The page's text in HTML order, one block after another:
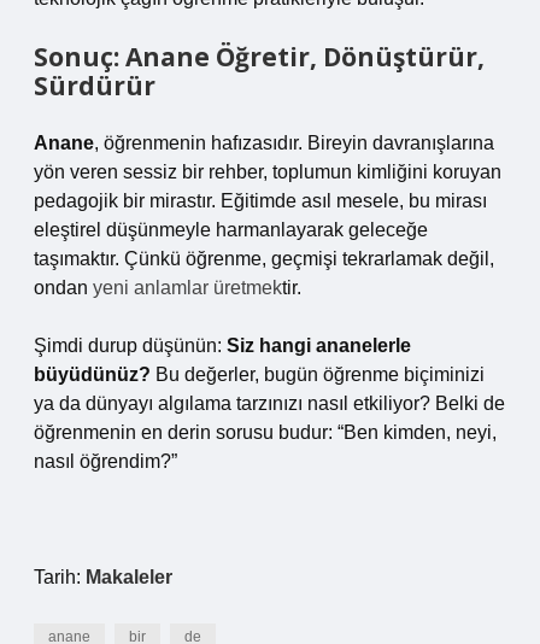
Sonuç: Anane Öğretir, Dönüştürür,
Sürdürür
Anane, öğrenmenin hafızasıdır. Bireyin davranışlarına
yön veren sessiz bir rehber, toplumun kimliğini koruyan
pedagojik bir mirastır. Eğitimde asıl mesele, bu mirası
eleştirel düşünmeyle harmanlayarak geleceğe
taşımaktır. Çünkü öğrenme, geçmişi tekrarlamak değil,
ondan yeni anlamlar üretmektir.
Şimdi durup düşünün: Siz hangi ananelerle
büyüdünüz? Bu değerler, bugün öğrenme biçiminizi
ya da dünyayı algılama tarzınızı nasıl etkiliyor? Belki de
öğrenmenin en derin sorusu budur: “Ben kimden, neyi,
nasıl öğrendim?”
Tarih: Makaleler
anane bir de